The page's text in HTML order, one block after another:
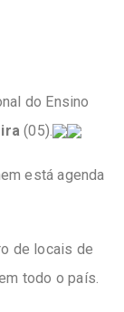
do Ensino
(05).
está agenda
de locais de
todo o país.